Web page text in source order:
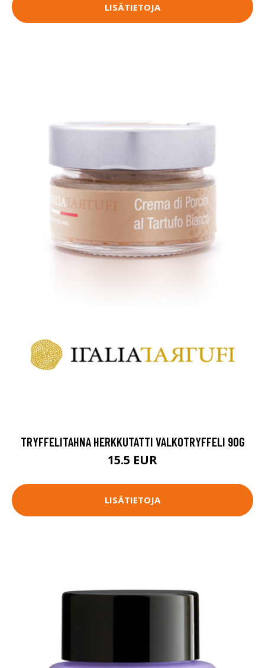
LISÄTIETOJA
TRYFFELITAHNA HERKKUTATTI VALKOTRYFFELI 90G
15.5 EUR
LISÄTIETOJA